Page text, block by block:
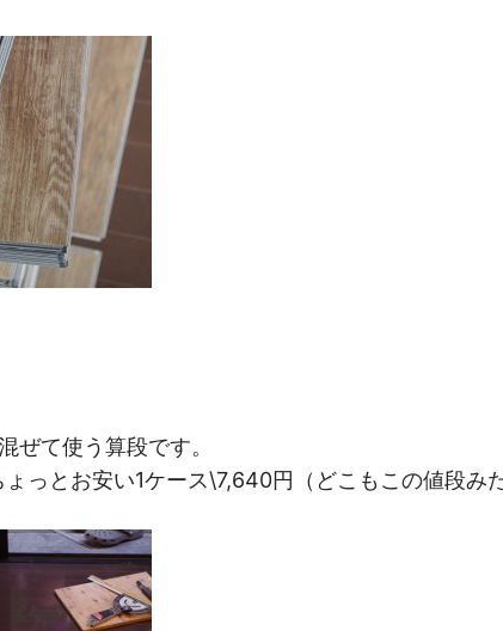
ぜて使う算段です。
っとお安い1ケース\7,640円（どこもこの値段みた